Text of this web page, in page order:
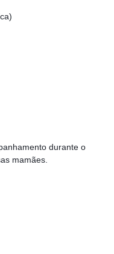
durante o
mamães.